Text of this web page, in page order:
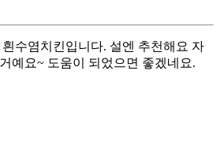
수염치킨입니다. 설엔 추천해요 자
예요~ 도움이 되었으면 좋겠네요.